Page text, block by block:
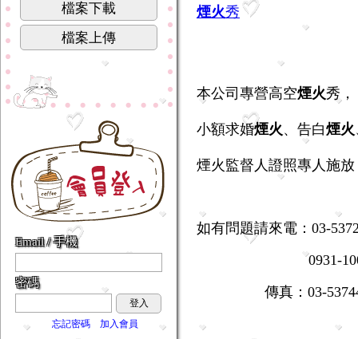
檔案下載
檔案上傳
Email / 手機
密碼
登入
忘記密碼
加入會員
煙火秀
本公司專營高空煙火秀，
小額求婚煙火、告白煙火
煙火監督人證照專人施
如有問題請來電：03-
0931-100753
傳真：03-
營業